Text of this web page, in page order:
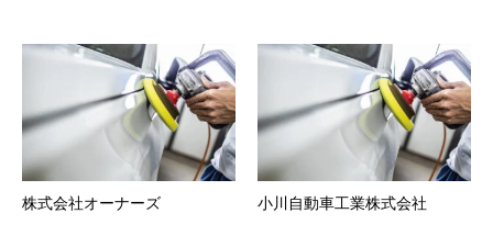
株式会社オーナーズ 小川自動車工業株式会社